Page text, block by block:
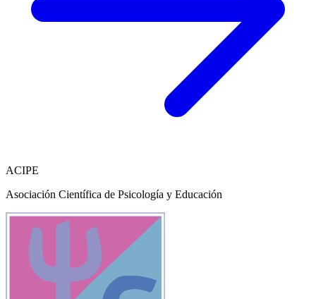
ACIPE
Asociación Científica de Psicología y Educación